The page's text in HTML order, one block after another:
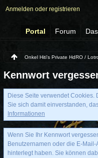
Anmelden oder registrieren
Portal Forum
Onkel Hiti's Private HdRO /
Kennwort
Diese Seite verwendet Cookies.
Sie sich damit einverstanden,
Informationen
Wenn Sie Ihr Kennwort
Benutzernamen oder die E-
hinterlegt haben. Sie können